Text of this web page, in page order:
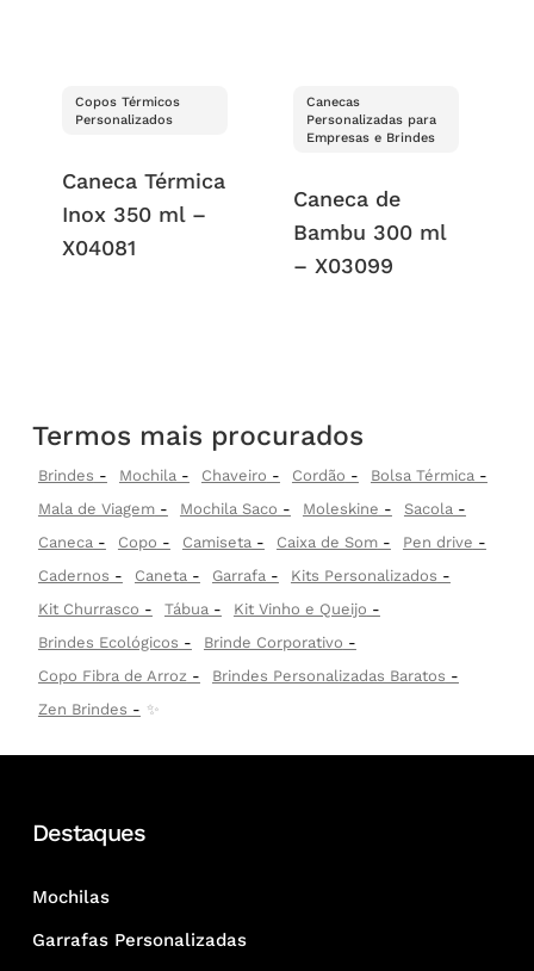
Copos Térmicos
Personalizados
Caneca Térmica
Inox 350 ml –
X04081
Canecas
Personalizadas para
Empresas e Brindes
Caneca de
Bambu 300 ml
– X03099
Termos mais procurados
Brindes Mochila Chaveiro Cordão
Bolsa Térmica
Mala de Viagem
Mochila Saco Moleskine
Sacola
Caneca
Copo Camiseta Caixa de Som
Pen drive
Cadernos
Caneta Garrafa
Kits Personalizados
Kit Churrasco
Tábua
Kit Vinho e Queijo
Brindes Ecológicos
Brinde Corporativo
Copo Fibra de Arroz
Brindes Personalizadas Baratos
Zen Brindes
✨
Destaques
Mochilas
Garrafas Personalizadas